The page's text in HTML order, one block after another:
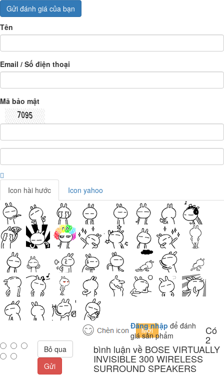
Gửi đánh giá của bạn
Tên
Email / Số điện thoại
Mã bảo mật
Icon hài hước Icon yahoo
Đăng nhập để đánh
giá sản phẩm
Bỏ qua
Gửi
Có
2
bình luận về BOSE VIRTUALLY
INVISIBLE 300 WIRELESS
SURROUND SPEAKERS